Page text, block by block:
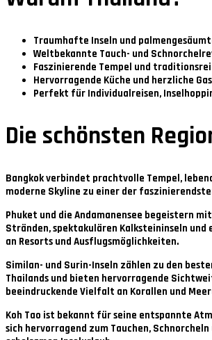
Traumhafte Inseln und
Weltbekannte Tauch- und
Faszinierende Tempel und
Hervorragende Küche und herzliche
Perfekt für Individualreisen,
Die schönsten
Bangkokverbindet prachtvolle Tempel,
moderne Skyline zu einer der
Phuket und die Andamanensee begeistern
Stränden, spektakulären Kalksteininseln und
an Resorts und Ausflugsmöglichkeiten.
Similan- und Surin-Inseln zählen zu den
Thailands und bieten hervorragende
beeindruckende Vielfalt an Korallen und
Koh Tao ist bekannt für seine entspannte
sich hervorragend zum Tauchen,